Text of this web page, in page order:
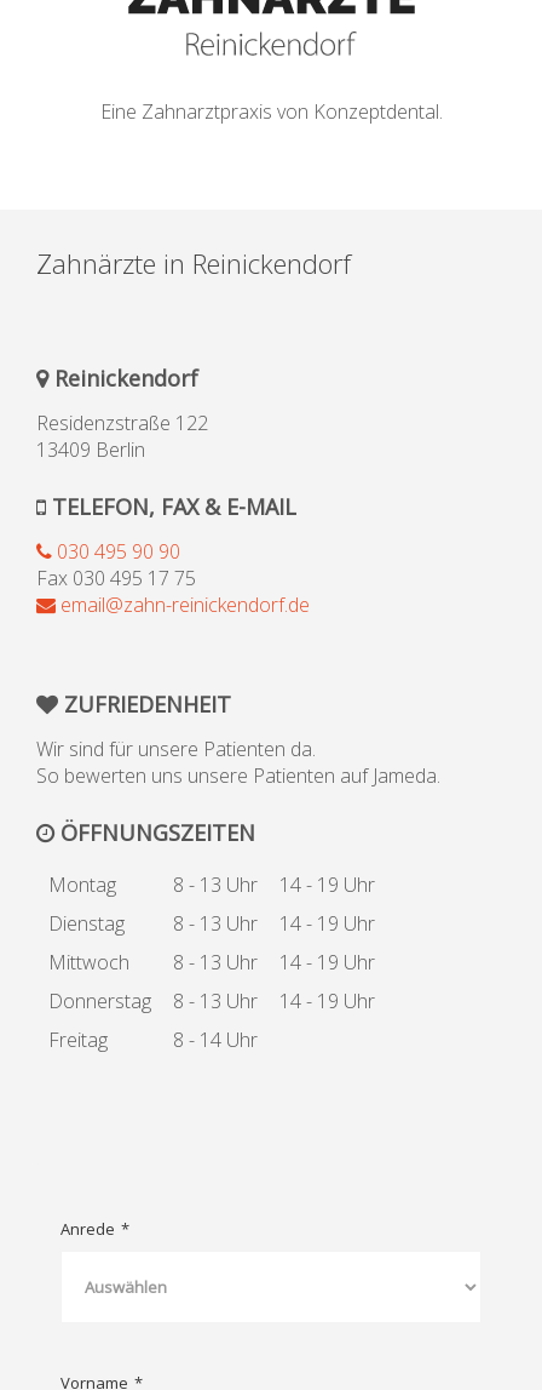
Eine Zahnarztpraxis von Konzeptdental.
Zahnärzte in Reinickendorf
Reinickendorf
Residenzstraße 122
13409 Berlin
TELEFON, FAX & E-MAIL
030 495 90 90
Fax 030 495 17 75
email@zahn-reinickendorf.de
ZUFRIEDENHEIT
Wir sind für unsere Patienten da.
So bewerten uns unsere Patienten auf Jameda.
ÖFFNUNGSZEITEN
Montag 8 - 13 Uhr
14 - 19 Uhr
Dienstag
8 - 13 Uhr
14 - 19 Uhr
Mittwoch
8 - 13 Uhr
14 - 19 Uhr
Donnerstag
8 - 13 Uhr
14 - 19 Uhr
Freitag
8 - 14 Uhr
Anrede *
Vorname *